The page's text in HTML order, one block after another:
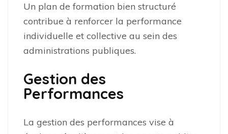
Un plan de formation bien structuré
contribue à renforcer la performance
individuelle et collective au sein des
administrations publiques.
Gestion des
Performances
La gestion des performances vise à